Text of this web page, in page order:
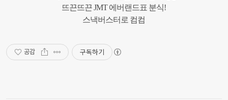
뜨끈뜨끈JMT에버랜드표 분식!
스낵버스터로 컴컴
공감 구독하기